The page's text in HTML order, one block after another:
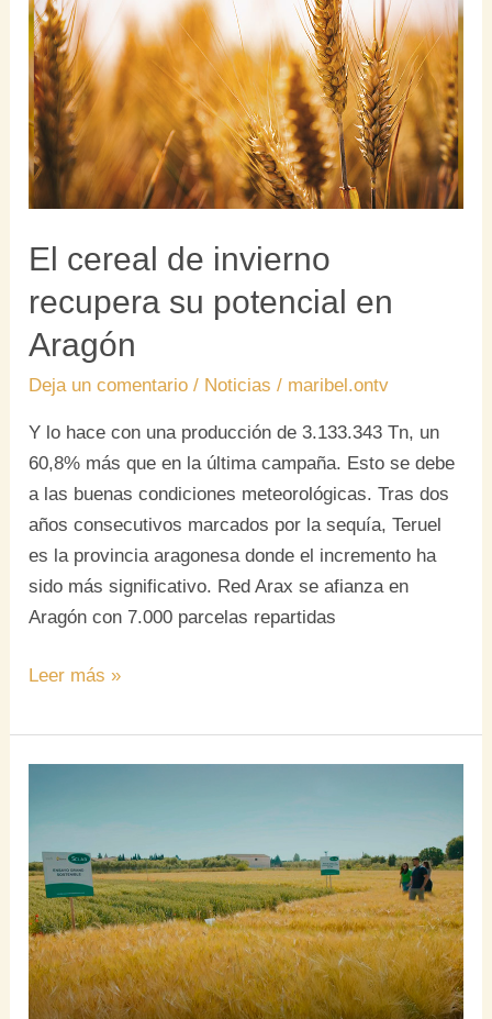
El cereal de invierno
recupera su potencial en
Aragón
Deja un comentario / Noticias / maribel.ontv
Y lo hace con una producción de 3.133.343 Tn, un
60,8% más que en la última campaña. Esto se debe
a las buenas condiciones meteorológicas. Tras dos
años consecutivos marcados por la sequía, Teruel
es la provincia aragonesa donde el incremento ha
sido más significativo. Red Arax se afianza en
Aragón con 7.000 parcelas repartidas
invierno
recupera
su
potencial
en
Aragón
Leer más »
apuesta
por
la
pureza
varietal